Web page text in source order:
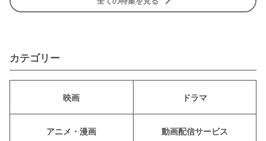
カテゴリー
映画 ドラマ
アニメ・漫画 動画配信サービス